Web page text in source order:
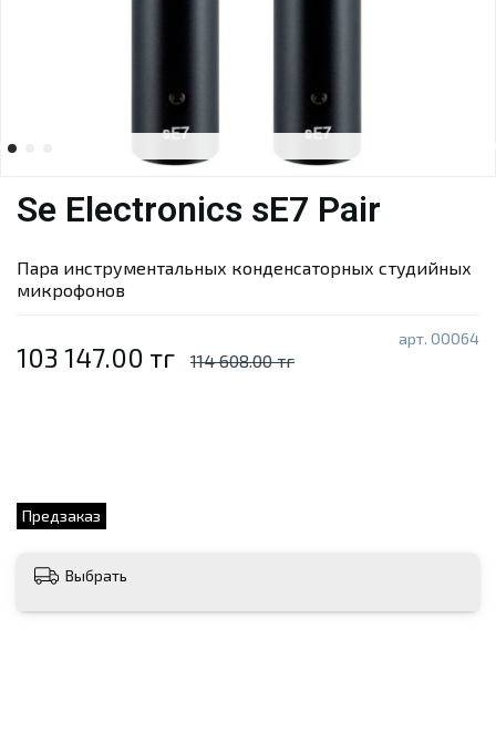
арт. 00064
Предзаказ
Se Electronics sE7 Pair
103 147.00 тг 114 608.00 тг
Пара инструментальных конденсаторных студийных
микрофонов
Выбрать